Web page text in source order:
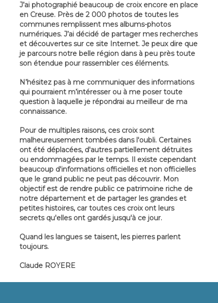
J’ai photographié beaucoup de croix encore en place
en Creuse. Près de 2 000 photos de toutes les
communes remplissent mes albums-photos
numériques. J’ai décidé de partager mes recherches
et découvertes sur ce site Internet. Je peux dire que
je parcours notre belle région dans à peu près toute
son étendue pour rassembler ces éléments.
N’hésitez pas à me communiquer des informations
qui pourraient m’intéresser ou à me poser toute
question à laquelle je répondrai au meilleur de ma
connaissance.
Pour de multiples raisons, ces croix sont
malheureusement tombées dans l'oubli. Certaines
ont été déplacées, d'autres partiellement détruites
ou endommagées par le temps. Il existe cependant
beaucoup d'informations officielles et non officielles
que le grand public ne peut pas découvrir. Mon
objectif est de rendre public ce patrimoine riche de
notre département et de partager les grandes et
petites histoires, car toutes ces croix ont leurs
secrets qu'elles ont gardés jusqu'à ce jour.
Quand les langues se taisent, les pierres parlent
toujours.
Claude ROYERE